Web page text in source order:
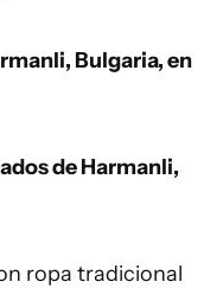
Bulgaria, en
de Harmanli,
ropa tradicional